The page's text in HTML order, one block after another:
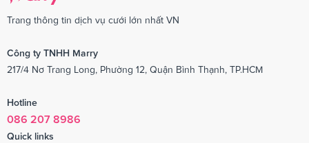
Trang thông tin dịch vụ cưới lớn nhất VN
Công ty TNHH Marry
217/4 Nơ Trang Long, Phường 12, Quận Bình Thạnh, TP.HCM
Hotline
086 207 8986
Quick links